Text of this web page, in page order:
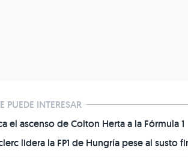
PUEDE INTERESAR
el ascenso de Colton Herta a la Fórmula 1
lidera la FP1 de Hungría pese al susto